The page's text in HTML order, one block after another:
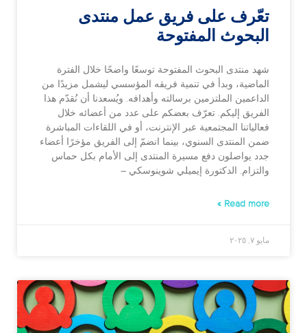
تعّرف على فريق عمل منتدى
البحوث المفتوحة
شهد منتدى البحوث المفتوحة توسعًا واضحًا خلال الفترة
الماضية، وبدأ في تنمية فريقه المؤسسي ليشمل مزيدًا من
الداعمين الملتزمين برسالته وأهدافه. ويُسعدنا أن نُقدّم هذا
الفريق إليكم. تعرّف بعضكم على عدد من أعضائه خلال
فعالياتنا المجتمعية عبر الإنترنت، أو في اللقاءات المباشرة
ضمن المنتدى السنوي، بينما انضمّ إلى الفريق مؤخرًا أعضاء
جدد يواصلون دفع مسيرة المنتدى إلى الأمام بكل حماس
والتزام. الدكتورة إيميلي شوينوسكي –
Read more »
مايو ٧, ٢٠٢٥